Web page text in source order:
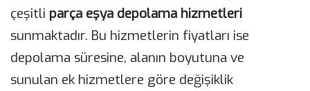
çeşitli parça eşya depolama hizmetleri
sunmaktadır. Bu hizmetlerin fiyatları ise
depolama süresine, alanın boyutuna ve
sunulan ek hizmetlere göre değişiklik